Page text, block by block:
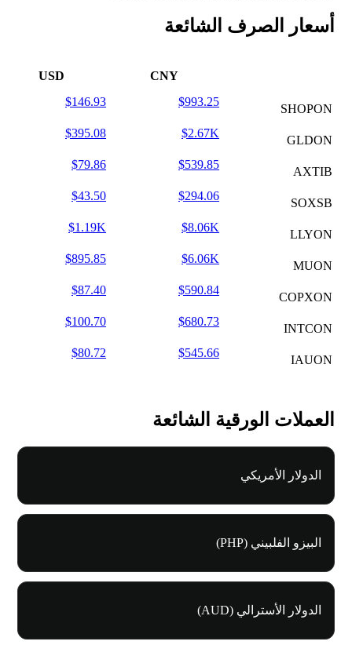
أسعار الصرف الشائعة
CNY
USD
SHOPON
$993.25
$146.93
GLDON
$2.67K
$395.08
AXTIB
$539.85
$79.86
SOXSB
$294.06
$43.50
LLYON
$8.06K
$1.19K
MUON
$6.06K
$895.85
COPXON
$590.84
$87.40
INTCON
$680.73
$100.70
IAUON
$545.66
$80.72
العملات الورقية الشائعة
الدولار الأمريكي
البيزو الفلبيني (PHP)
الدولار الأسترالي (AUD)